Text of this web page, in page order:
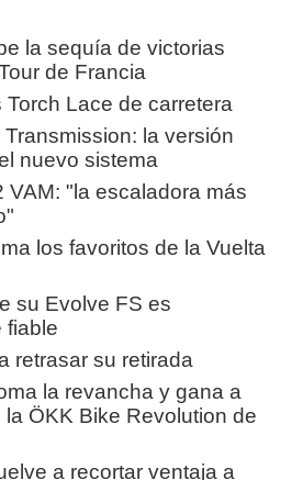
la sequía de victorias
de Francia
Lace de carretera
la versión
nuevo sistema
VAM: "la escaladora más
los favoritos de la Vuelta
su Evolve FS es
fiable
retrasar su retirada
la revancha y gana a
ÖKK Bike Revolution de
a recortar ventaja a